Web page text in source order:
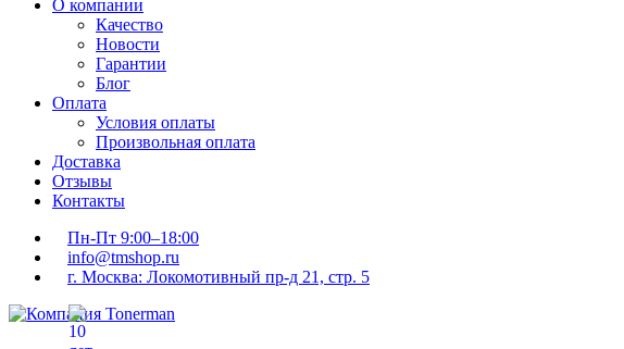
О компании
Качество
Новости
Гарантии
Блог
Оплата
Условия оплаты
Произвольная оплата
Доставка
Отзывы
Контакты
Пн-Пт 9:00–18:00
info@tmshop.ru
г. Москва: Локомотивный пр-д 21, стр. 5